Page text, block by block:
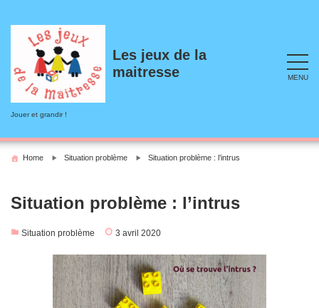
content
Les jeux de la
maitresse
Jouer et grandir !
MENU
Home Situation problème Situation problème : l’intrus
Situation problème : l’intrus
Situation problème 3 avril 2020